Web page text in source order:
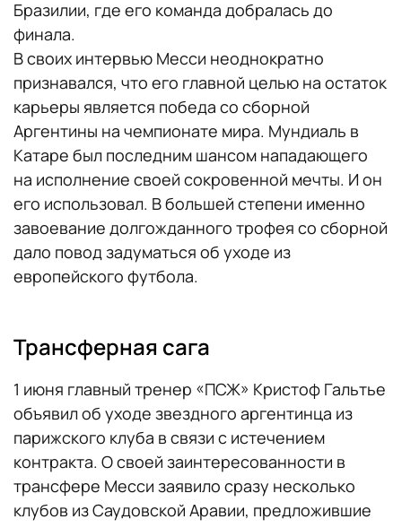
Бразилии, где его команда добралась до
финала.
В своих интервью Месси неоднократно
признавался, что его главной целью на остаток
карьеры является победа со сборной
Аргентины на чемпионате мира. Мундиаль в
Катаре был последним шансом нападающего
на исполнение своей сокровенной мечты. И он
его использовал. В большей степени именно
завоевание долгожданного трофея со сборной
дало повод задуматься об уходе из
европейского футбола.
Трансферная сага
1 июня главный тренер «ПСЖ» Кристоф Гальтье
объявил об уходе звездного аргентинца из
парижского клуба в связи с истечением
контракта. О своей заинтересованности в
трансфере Месси заявило сразу несколько
клубов из Саудовской Аравии, предложившие